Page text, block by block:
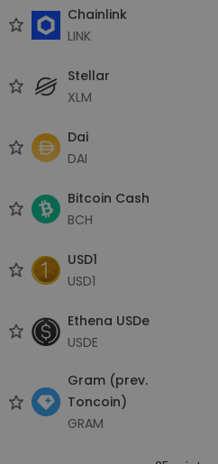
Chainlink
LINK
Stellar
XLM
Dai
DAI
Bitcoin Cash
BCH
USD1
USD1
Ethena USDe
USDE
Gram (prev.
Toncoin)
GRAM